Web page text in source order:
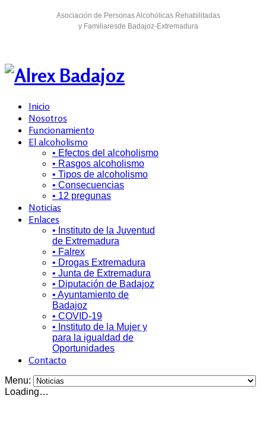
Asociación de Personas Alcohólicas Rehabilitadas
y Familiaresde Badajoz-Extremadura
Inicio
Nosotros
Funcionamiento
El alcoholismo
• Efectos del alcoholismo
• Rasgos alcoholismo
• Tipos de alcoholismo
• Consecuencias
• 12 pregunas
Noticias
Enlaces
• Instituto de la Juventud
de Extremadura
• Falrex
• Drogas Extremadura
• Junta de Extremadura
• Diputación de Badajoz
• Ayuntamiento de
Badajoz
• COVID-19
• Instituto de la Mujer y
para la igualdad de
Oportunidades
Contacto
Menu:
Loading…